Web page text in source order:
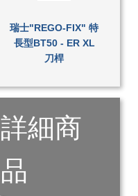
瑞士"REGO-FIX" 特
長型BT50 - ER XL
刀桿
詳細商
品